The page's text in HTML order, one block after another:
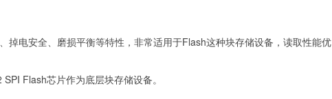
掉电安全、磨损平衡等特性，非常适用于Flash这种块存储设备，读取性能优
Flash芯片作为底层块存储设备。